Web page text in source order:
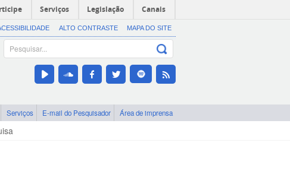
Serviços Legislação Canais
ALTO CONTRASTE MAPA DO SITE
Serviços E-mail do Pesquisador Área de imprensa